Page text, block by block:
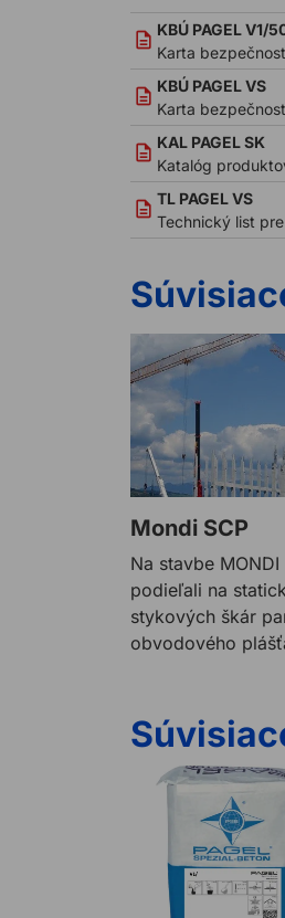
KBÚ PAGEL V1/
Karta
KBÚ PAGEL VS
Karta
KAL PAGEL SK
Katalóg
TL PAGEL VS
Technický list
Mondi SCP
Na stavbe MONDI
podieľali na
stykových škár
obvodového
prefabrikátov v
kotvenia
VS a trixotropnej
PAGEL V1